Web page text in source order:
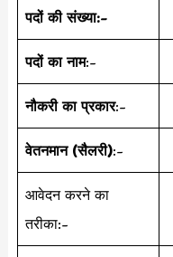
पदों की संख्या:-
पदों का नाम:-
नौकरी का प्रकार:-
वेतनमान (सैलरी):-
आवेदन करने का
तरीका:-